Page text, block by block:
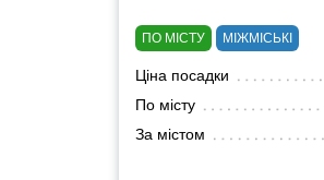
ПО МІСТУ МІЖМІСЬКІ
Ціна посадки
По місту
За містом